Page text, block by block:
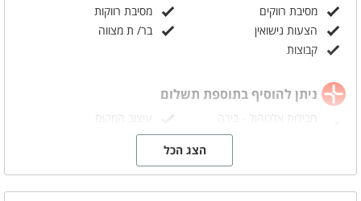
מסיבת רווקים
מסיבת רווקות
הצעות נישואין
בר/ ת מצווה
קבוצות
ניתן להוסיף בתוספת תשלום
חבילות אלכוהול - בירה
עיצוב המקום
הצג הכל